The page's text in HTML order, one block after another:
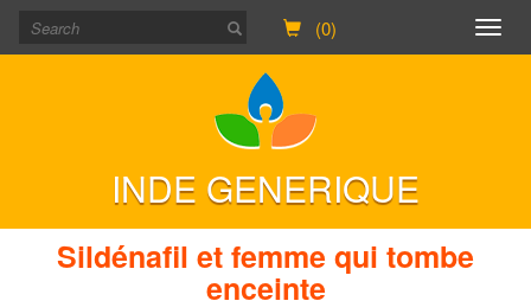
(0)
INDE GENERIQUE
Sildénafil et femme qui tombe
enceinte